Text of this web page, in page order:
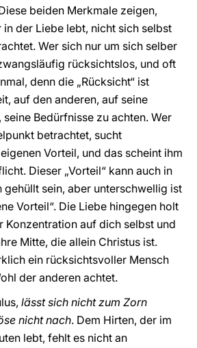
beiden Merkmale zeigen,
der Liebe lebt, nicht sich selbst
Wer sich nur um sich selber
rücksichtslos, und oft
denn die „Rücksicht“ ist
auf den anderen, auf seine
Bedürfnisse zu achten. Wer
betrachtet, sucht
Vorteil, und das scheint ihm
Dieser „Vorteil“ kann auch in
gehüllt sein, aber unterschwellig ist
Vorteil“. Die Liebe hingegen holt
Konzentration auf dich selbst und
Mitte, die allein Christus ist.
ein rücksichtsvoller Mensch
der anderen achtet.
lässt sich nicht zum Zorn
nicht nach. Dem Hirten, der im
lebt, fehlt es nicht an